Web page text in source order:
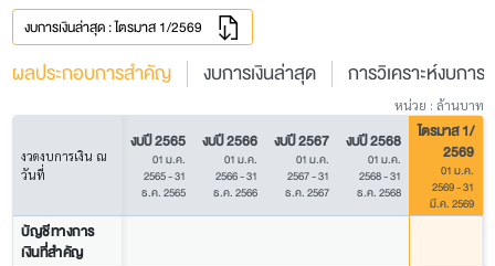
งบการเงินล่าสุด : ไตรมาส 1/2569
ผลประกอบการสำคัญ งบการเงินล่าสุด การวิเคราะห์งบการ
หน่วย : ล้านบาท
งวดงบการเงิน ณ
วันที่
งบปี 2565
01 ม.ค.
2565 - 31
ธ.ค. 2565
งบปี 2566
01 ม.ค.
2566 - 31
ธ.ค. 2566
งบปี 2567
01 ม.ค.
2567 - 31
ธ.ค. 2567
งบปี 2568
01 ม.ค.
2568 - 31
ธ.ค. 2568
ไตรมาส 1/
2569
01 ม.ค.
2569 - 31
มี.ค. 2569
บัญชีทางการ
เงินที่สำคัญ